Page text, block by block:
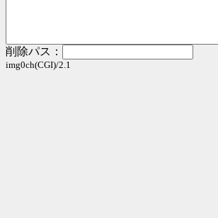
削除パス：
img0ch(CGI)/2.1